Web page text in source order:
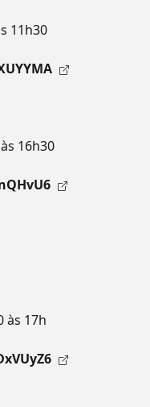
11h30
16h30
às 17h